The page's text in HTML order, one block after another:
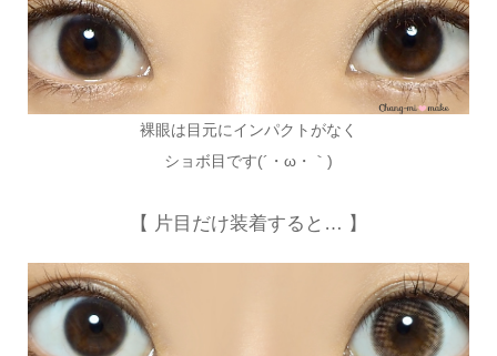
裸眼は目元にインパクトがなく
ショボ目です(´・ω・｀)
【 片目だけ装着すると… 】